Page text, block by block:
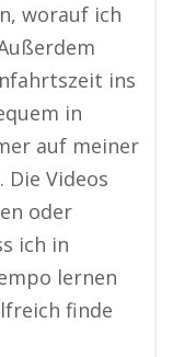
worauf ich
ins
in
auf meiner
Videos
oder
ich in
lernen
finde